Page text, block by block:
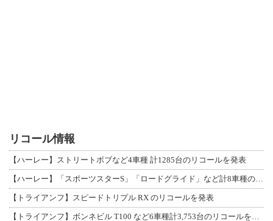
リコール情報
【ハーレー】ストリートボブなど4車種 計1285台のリコールを発表
【トライアンフ】スピードトリプル RX のリコールを発表